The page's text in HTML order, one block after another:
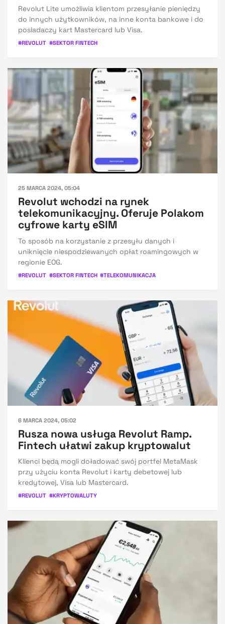
Revolut Lite umożliwia klientom przesyłanie pieniędzy
do innych użytkowników, na inne konta bankowe i do
posiadaczy kart Mastercard lub Visa.
#REVOLUT #SEKTOR FINTECH
25 MARCA 2024, 05:04
Revolut wchodzi na rynek
telekomunikacyjny. Oferuje Polakom
cyfrowe karty eSIM
To sposób na korzystanie z przesyłu danych i
uniknięcie niespodziewanych opłat roamingowych w
regionie EOG.
#REVOLUT #SEKTOR FINTECH #TELEKOMUNIKACJA
6 MARCA 2024, 05:02
Rusza nowa usługa Revolut Ramp.
Fintech ułatwi zakup kryptowalut
Klienci będą mogli doładować swój portfel MetaMask
przy użyciu konta Revolut i karty debetowej lub
kredytowej, Visa lub Mastercard.
#REVOLUT #KRYPTOWALUTY